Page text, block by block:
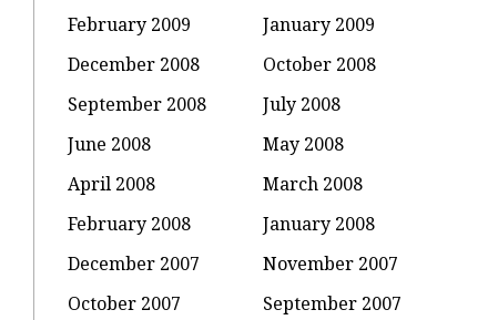
February 2009
January 2009
December 2008
October 2008
September 2008
July 2008
June 2008
May 2008
April 2008
March 2008
February 2008
January 2008
December 2007
November 2007
October 2007
September 2007